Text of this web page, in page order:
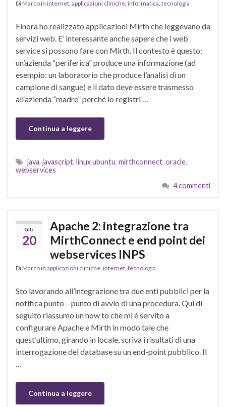
DiMarcoin internet applicazioni cliniche informatica tecnologia
Finora ho realizzato applicazioni Mirth che leggevano da
servizi web. E’ interessante anche sapere che i web
service si possono fare con Mirth. Il contesto è questo:
un’azienda “periferica” produce una informazione (ad
esempio: un laboratorio che produce l’analisi di un
campione di sangue) e il dato deve essere trasmesso
all’azienda “madre” perché lo registri …
Continua a leggere
java, javascript, linux ubuntu, mirthconnect, oracle,
webservices
4 commenti
GIU
20
Apache 2: integrazione tra
MirthConnect e end point dei
webservices INPS
DiMarcoin applicazioni cliniche internet tecnologia
Sto lavorando all’integrazione tra due enti pubblici per la
notifica punto – punto di avvio di una procedura. Qui di
seguito riassumo un how to che mi è servito a
configurare Apache e Mirth in modo tale che
quest’ultimo, girando in locale, scriva i risultati di una
interrogazione del database su un end-point pubblico. Il
Continua a leggere